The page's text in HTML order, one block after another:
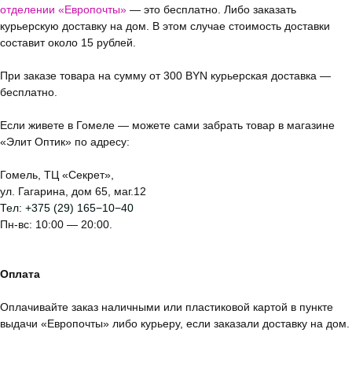
отделении «Европочты» — это бесплатно. Либо заказать
курьерскую доставку на дом. В этом случае стоимость доставки
составит около 15 рублей.
При заказе товара на сумму от 300 BYN курьерская доставка —
бесплатно.
Если живете в Гомеле — можете сами забрать товар в магазине
«Элит Оптик» по адресу:
Гомель, ТЦ «Секрет»,
ул. Гагарина, дом 65, маг.12
Тел: +375 (29) 165−10−40
Пн-вс: 10:00 — 20:00.
Оплата
Оплачивайте заказ наличными или пластиковой картой в пункте
выдачи «Европочты» либо курьеру, если заказали доставку на дом.